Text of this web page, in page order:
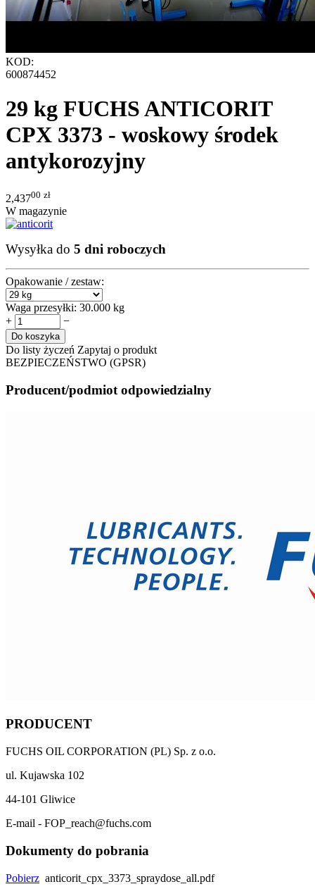
KOD:
600874452
29 kg FUCHS ANTICORIT
CPX 3373 - woskowy środek
antykorozyjny
2,43700 zł
W magazynie
Wysyłka do 5 dni roboczych
Opakowanie / zestaw:
Waga przesyłki: 30.000 kg
+
−
Do koszyka
Do listy życzeń Zapytaj o produkt
BEZPIECZEŃSTWO (GPSR)
Producent/podmiot odpowiedzialny
PRODUCENT
FUCHS OIL CORPORATION (PL) Sp. z o.o.
ul. Kujawska 102
44-101 Gliwice
E-mail - FOP_reach@fuchs.com
Dokumenty do pobrania
Pobierz anticorit_cpx_3373_spraydose_all.pdf